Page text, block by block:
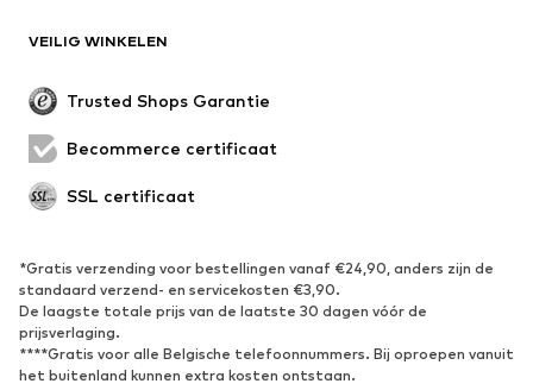
Evenementen
SCHOENEN
Sneakers
Enkellaarsjes
Pumps & hakken
Laarzen
Sandalen
Sportschoenen
Ballerina's
VEILIG WINKELEN
Trusted Shops Garantie
Becommerce certificaat
SSL certificaat
*Gratis verzending voor bestellingen vanaf €24,90, anders zijn de
standaard verzend- en servicekosten €3,90.
De laagste totale prijs van de laatste 30 dagen vóór de
prijsverlaging.
****Gratis voor alle Belgische telefoonnummers. Bij oproepen vanuit
het buitenland kunnen extra kosten ontstaan.